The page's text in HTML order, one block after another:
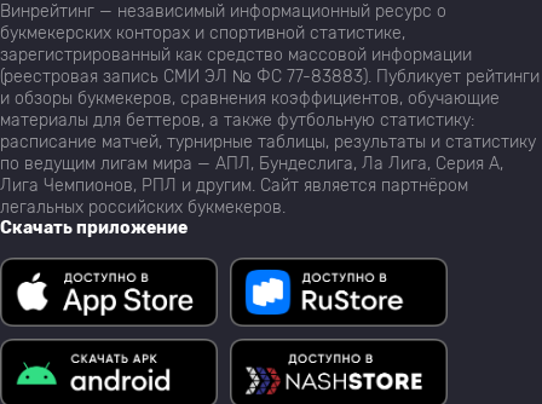
Винрейтинг — независимый информационный ресурс о
букмекерских конторах и спортивной статистике,
зарегистрированный как средство массовой информации
(реестровая запись СМИ ЭЛ № ФС 77-83883). Публикует рейтинги
и обзоры букмекеров, сравнения коэффициентов, обучающие
материалы для беттеров, а также футбольную статистику:
расписание матчей, турнирные таблицы, результаты и статистику
по ведущим лигам мира — АПЛ, Бундеслига, Ла Лига, Серия А,
Лига Чемпионов, РПЛ и другим. Сайт является партнёром
легальных российских букмекеров.
Скачать приложение